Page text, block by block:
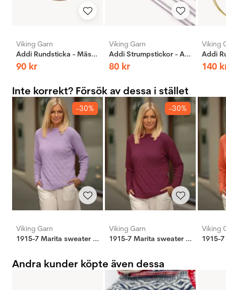
Viking Garn
Addi Rundsticka - Mässing
90 kr
Viking Garn
Addi Strumpstickor - Aluminium
80 kr
Viking
140
Inte korrekt? Försök av dessa i stället
-30%
Viking Garn
1915-7 Marita sweater lys lilla
-30%
Viking Garn
1915-7 Marita sweater lyng
Viking
Andra kunder köpte även dessa